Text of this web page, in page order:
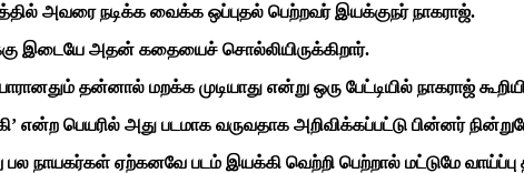
அவரை நடிக்க வைக்க ஒப்புதல் பெற்றவர் இயக்குநர் நாகராஜ்.
இடையே அதன் கதையைச் சொல்லியிருக்கிறார்.
தன்னால் மறக்க முடியாது என்று ஒரு பேட்டியில் நாகராஜ்
பெயரில் அது படமாக வருவதாக அறிவிக்கப்பட்டு பின்னர்
ஏற்கனவே படம் இயக்கி வெற்றி பெற்றால் மட்டுமே வாய்ப்பு